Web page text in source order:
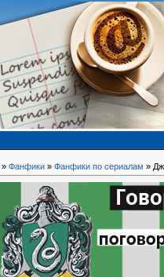
» Фанфики » Фанфики по сериалам »